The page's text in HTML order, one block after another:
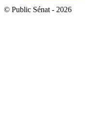
© Public Sénat - 2026